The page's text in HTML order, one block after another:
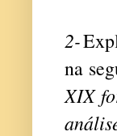
2-
na
XIX